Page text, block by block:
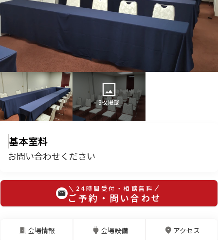
3枚掲載
基本室料
お問い合わせください
24時間受付・相談無料
ご予約・問い合わせ
会場情報 会場設備 アクセス